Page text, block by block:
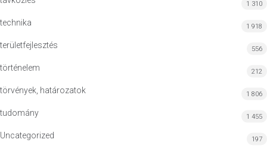
1 310
technika 1 918
területfejlesztés 556
történelem 212
törvények, határozatok 1 806
tudomány 1 455
Uncategorized 197